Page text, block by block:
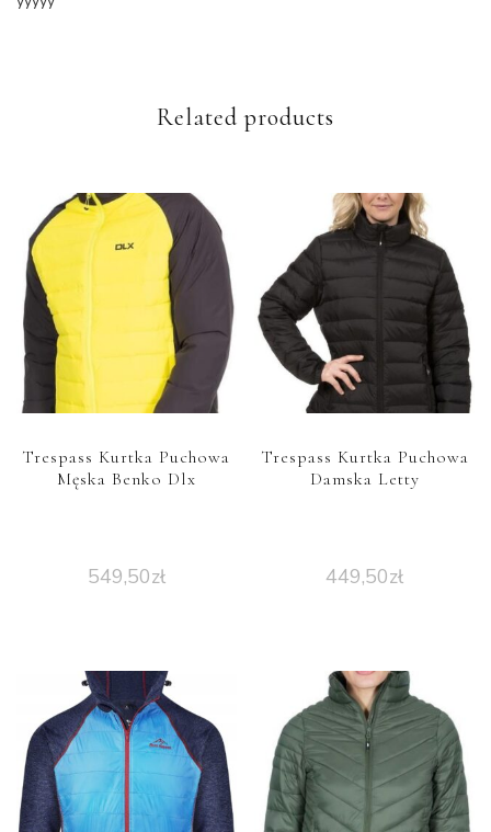
Related products
Trespass Kurtka Puchowa
Męska Benko Dlx
549,50zł
Trespass Kurtka Puchowa
Damska Letty
449,50zł